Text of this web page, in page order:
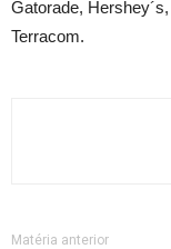
Gatorade,
Terracom.
Matéria anterior